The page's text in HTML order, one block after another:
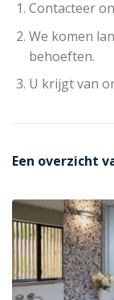
Contacteer
We komen
behoeften.
U krijgt van
Een overzicht